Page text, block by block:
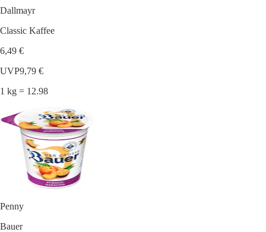
Dallmayr
Classic Kaffee
6,49 €
UVP9,79 €
1 kg = 12.98
Penny
Bauer